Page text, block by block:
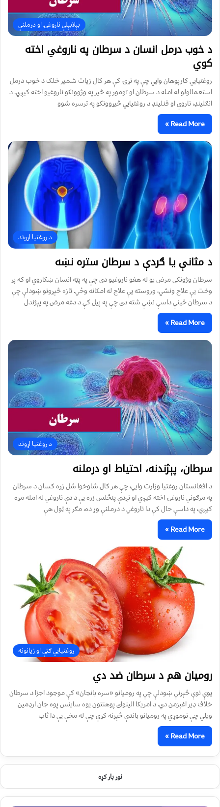
بېلابېلې ناروغۍ او درملنې
د خوب درمل انسان د سرطان په ناروغي اخته
کوي
روغتیايي کارپوهان وايي چې په نړۍ کې هر کال زیات شمیر خلک د خوب درمل
استعمالولو له امله د سرطان او تومور په څیر په وژوونکو ناروغیو اخته کیږي. د
انګلینډ، ناروې او فنلینډ د روغتیايي څیړوونکو په ترسره شوو
Read More »
د روغتیا اړوند
د مثانې یا ګردې د سرطان ستره نښه
سرطان وژونکی مرض یو له هغو ناروغیو دی چې په پټه انسان ښکاروي او که پر
وخت یې علاج ونشي، وروسته یې علاج له امکانه وځي. تازه څېړونو ښودلې چې
د سرطان ځينې داسې نښې شته دی چې په پیل کې د دغه مرض په پېژندل
Read More »
د روغتیا اړوند
سرطان، پېژندنه، احتياط او درملنه
د افغانستان روغتيا وزارت وايي، چې هر کال شاوخوا شل زره کسان د سرطان
په مرګوني ناروغۍ اخته کيږي او نږدې پنځلس زره يې د دې ناروغي له امله مړه
کيږي، په داسې حال کې دا ناروغي د درملنې وړ ده، مګر په ټول هې
Read More »
روغتیايي ګټې او زیانونه
رومیان هم د سرطان ضد دي
یوې نوې څېړنې ښودلې چې په رومیانو «سره بانجان» کې موجود اجزا د سرطان
خلاف ډير اغېزمن دي. د امریکا الینوای پوهنتون یوه ساینس پوه جان ارډمین
ویلي چې نوموړي په رومیانو باندې څېړنه کړې چې له مخې یې دا ثاب
Read More »
نور بار کړه